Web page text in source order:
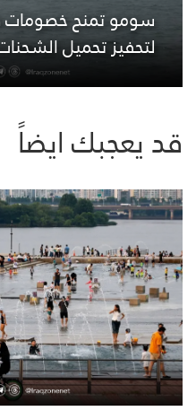
سومو تمنح خصومات
لتحفيز تحميل
قد يعجبك ايضاً